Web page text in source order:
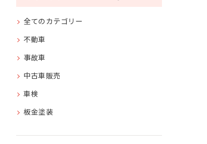
全てのカテゴリー
不動車
事故車
中古車販売
車検
板金塗装